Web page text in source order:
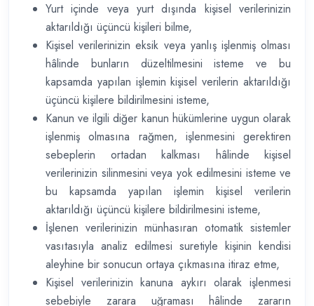
Yurt içinde veya yurt dışında kişisel verilerinizin
aktarıldığı üçüncü kişileri bilme,
Kişisel verilerinizin eksik veya yanlış işlenmiş olması
hâlinde bunların düzeltilmesini isteme ve bu
kapsamda yapılan işlemin kişisel verilerin aktarıldığı
üçüncü kişilere bildirilmesini isteme,
Kanun ve ilgili diğer kanun hükümlerine uygun olarak
işlenmiş olmasına rağmen, işlenmesini gerektiren
sebeplerin ortadan kalkması hâlinde kişisel
verilerinizin silinmesini veya yok edilmesini isteme ve
bu kapsamda yapılan işlemin kişisel verilerin
aktarıldığı üçüncü kişilere bildirilmesini isteme,
İşlenen verilerinizin münhasıran otomatik sistemler
vasıtasıyla analiz edilmesi suretiyle kişinin kendisi
aleyhine bir sonucun ortaya çıkmasına itiraz etme,
Kişisel verilerinizin kanuna aykırı olarak işlenmesi
sebebiyle zarara uğraması hâlinde zararın